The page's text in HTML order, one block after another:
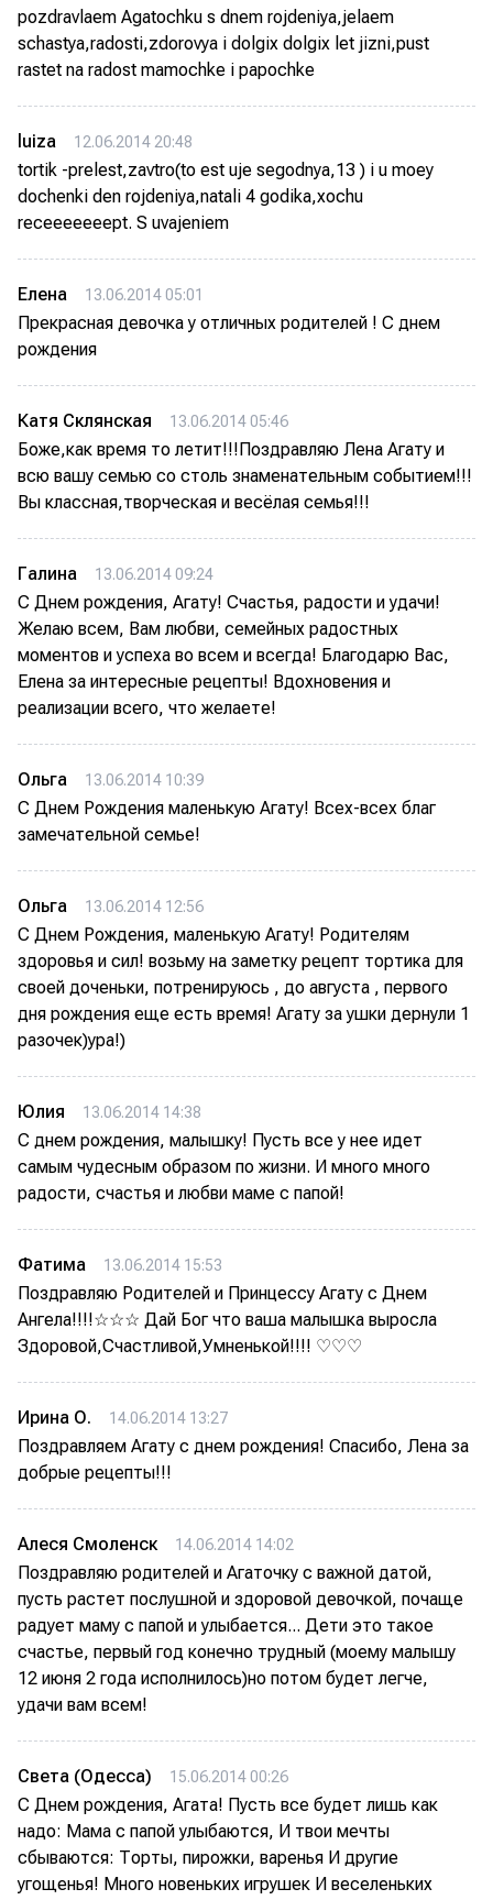
pozdravlaem Agatochku s dnem rojdeniya,jelaem
schastya,radosti,zdorovya i dolgix dolgix let jizni,pust
rastet na radost mamochke i papochke
luiza 12.06.2014 20:48
tortik -prelest,zavtro(to est uje segodnya,13 ) i u moey
dochenki den rojdeniya,natali 4 godika,xochu
receeeeeeept. S uvajeniem
Елена 13.06.2014 05:01
Прекрасная девочка у отличных родителей ! С днем
рождения
Катя Склянская 13.06.2014 05:46
Боже,как время то летит!!!Поздравляю Лена Агату и
всю вашу семью со столь знаменательным событием!!!
Вы классная,творческая и весёлая семья!!!
Галина 13.06.2014 09:24
С Днем рождения, Агату! Счастья, радости и удачи!
Желаю всем, Вам любви, семейных радостных
моментов и успеха во всем и всегда! Благодарю Вас,
Елена за интересные рецепты! Вдохновения и
реализации всего, что желаете!
Ольга 13.06.2014 10:39
С Днем Рождения маленькую Агату! Всех-всех благ
замечательной семье!
Ольга 13.06.2014 12:56
С Днем Рождения, маленькую Агату! Родителям
здоровья и сил! возьму на заметку рецепт тортика для
своей доченьки, потренируюсь , до августа , первого
дня рождения еще есть время! Агату за ушки дернули 1
разочек)ура!)
Юлия 13.06.2014 14:38
С днем рождения, малышку! Пусть все у нее идет
самым чудесным образом по жизни. И много много
радости, счастья и любви маме с папой!
Фатима 13.06.2014 15:53
Поздравляю Родителей и Принцессу Агату с Днем
Ангела!!!!☆☆☆ Дай Бог что ваша малышка выросла
Здоровой,Счастливой,Умненькой!!!! ♡♡♡
Ирина О. 14.06.2014 13:27
Поздравляем Агату с днем рождения! Спасибо, Лена за
добрые рецепты!!!
Алеся Смоленск 14.06.2014 14:02
Поздравляю родителей и Агаточку с важной датой,
пусть растет послушной и здоровой девочкой, почаще
радует маму с папой и улыбается... Дети это такое
счастье, первый год конечно трудный (моему малышу
12 июня 2 года исполнилось)но потом будет легче,
удачи вам всем!
Света (Одесса) 15.06.2014 00:26
С Днем рождения, Агата! Пусть все будет лишь как
надо: Мама с папой улыбаются, И твои мечты
сбываются: Торты, пирожки, варенья И другие
угощенья! Много новеньких игрушек И веселеньких